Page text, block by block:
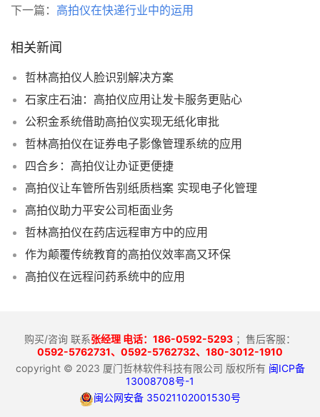
下一篇： 高拍仪在快递行业中的运用
相关新闻
哲林高拍仪人脸识别解决方案
石家庄石油：高拍仪应用让发卡服务更贴心
公积金系统借助高拍仪实现无纸化审批
哲林高拍仪在证券电子影像管理系统的应用
四合乡：高拍仪让办证更便捷
高拍仪让车管所告别纸质档案 实现电子化管理
高拍仪助力平安公司柜面业务
哲林高拍仪在药店远程审方中的应用
作为颠覆传统教育的高拍仪效率高又环保
高拍仪在远程问药系统中的应用
购买/咨询 联系张经理 电话：186-0592-5293 ；售后客服：
0592-5762731、 0592-5762732、180-3012-1910
copyright © 2023 厦门哲林软件科技有限公司 版权所有 闽ICP备
13008708号-1
闽公网安备 35021102001530号